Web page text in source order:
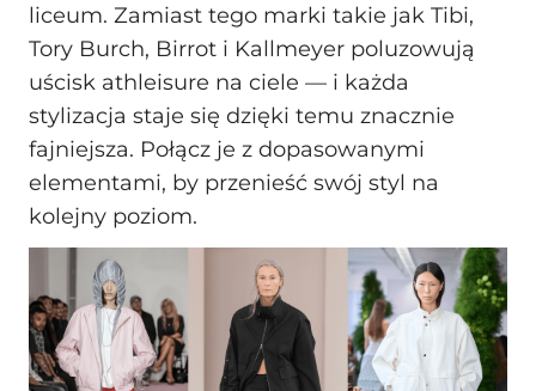
liceum. Zamiast tego marki takie jak Tibi,
Tory Burch, Birrot i Kallmeyer poluzowują
uścisk athleisure na ciele — i każda
stylizacja staje się dzięki temu znacznie
fajniejsza. Połącz je z dopasowanymi
elementami, by przenieść swój styl na
kolejny poziom.